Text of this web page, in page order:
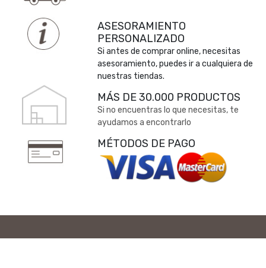
ASESORAMIENTO
PERSONALIZADO
Si antes de comprar online, necesitas
asesoramiento, puedes ir a cualquiera de
nuestras tiendas.
MÁS DE 30.000 PRODUCTOS
Si no encuentras lo que necesitas, te
ayudamos a encontrarlo
MÉTODOS DE PAGO